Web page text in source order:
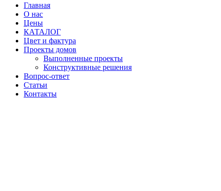
Главная
О нас
Цены
КАТАЛОГ
Цвет и фактура
Проекты домов
Выполненные проекты
Конструктивные решения
Вопрос-ответ
Статьи
Контакты